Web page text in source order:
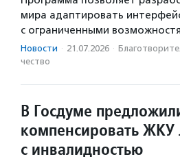
мира адаптировать
с ограниченными
Новости · 21.07.2026 ·
чест­во
В Госдуме
компенсировать
с инвалидностью